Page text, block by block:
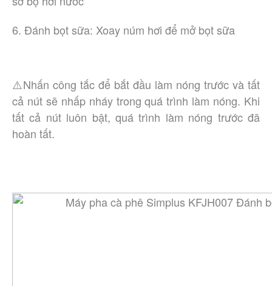
6. Đánh bọt sữa: Xoay núm hơi để mở bọt sữa
⚠️Nhấn công tắc để bắt đầu làm nóng trước và tất
cả nút sẽ nhấp nháy trong quá trình làm nóng. Khi
tất cả nút luôn bật, quá trình làm nóng trước đã
hoàn tất.